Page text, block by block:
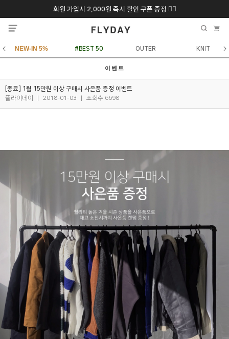
회원 가입시 2,000원 즉시 할인 쿠폰 증정 ❤️‍🔥
추석 특별 할인 10~20% 9/6 화 ~ 9/12월
NEW-IN 5% #BEST 50 OUTER KNIT
이벤트
[종료] 1월 15만원 이상 구매시 사은품 증정 이벤트
플라이데이
2018-01-03 조회수 6698